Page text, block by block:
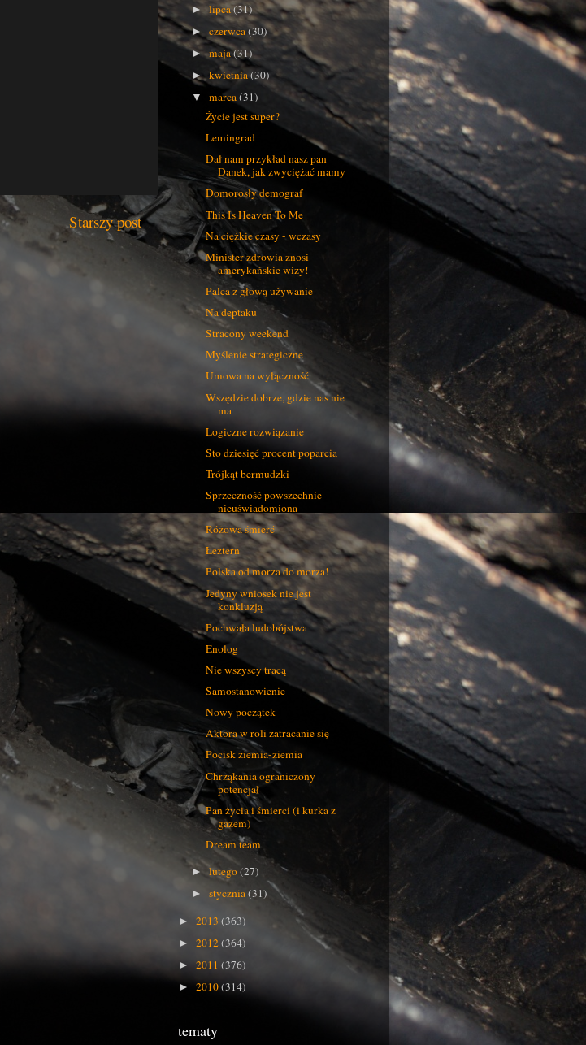
Starszy post
►lipca(31)
►czerwca(30)
►maja(31)
►kwietnia(30)
▼marca(31)
Życie jest super?
Lemingrad
Dał nam przykład nasz pan
Danek, jak zwyciężać mamy
Domorosły demograf
This Is Heaven To Me
Na ciężkie czasy - wczasy
Minister zdrowia znosi
amerykańskie wizy!
Palca z głową używanie
Na deptaku
Stracony weekend
Myślenie strategiczne
Umowa na wyłączność
Wszędzie dobrze, gdzie nas nie
ma
Logiczne rozwiązanie
Sto dziesięć procent poparcia
Trójkąt bermudzki
Sprzeczność powszechnie
nieuświadomiona
Różowa śmierć
Łeztern
Polska od morza do morza!
Jedyny wniosek nie jest
konkluzją
Pochwała ludobójstwa
Enolog
Nie wszyscy tracą
Samostanowienie
Nowy początek
Aktora w roli zatracanie się
Pocisk ziemia-ziemia
Chrząkania ograniczony
potencjał
Pan życia i śmierci (i kurka z
gazem)
Dream team
►lutego(27)
►stycznia(31)
► 2013 (363)
► 2012(364)
► 2011 (376)
► 2010(314)
tematy